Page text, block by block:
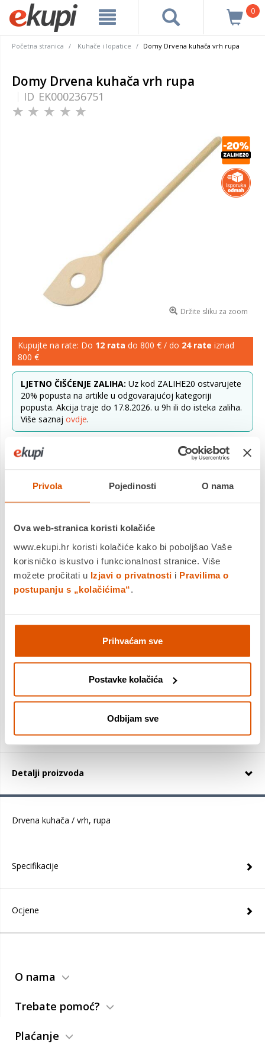
Privola Pojedinosti O nama
Ova web-stranica koristi kolačiće
www.ekupi.hr koristi kolačiće kako bi poboljšao Vaše
korisničko iskustvo i funkcionalnost stranice. Više
možete pročitati u Izjavi o privatnosti i Pravilima o
postupanju s „kolačićima“
Prihvaćam sve
Postavke kolačića
Odbijam sve
0
Početna stranica Kuhače i lopatice Domy Drvena kuhača vrh rupa
Domy Drvena kuhača vrh rupa
ID EK000236751
Držite sliku za zoom
Kupujte na rate: Do 12 rata do 800 € / do 24 rate iznad
800 €
LJETNO ČIŠĆENJE ZALIHA: Uz kod ZALIHE20 ostvarujete
20% popusta na artikle u odgovarajućoj kategoriji
popusta. Akcija traje do 17.8.2026. u 9h ili do isteka zaliha.
Više saznaj ovdje.
Besplatna
lokacije!
Ponuda vrijedi za narudžbe zaprimljene do 31.08.2026.
Najniža cijena u
Cijena
Drvena kuhača / vrh, rupaSaznaj više
Dostavljamo već od07.08.2026
Povrat robe moguć unutar 14 dana
DODAJTE U KOŠARICU
KUPITE ODMAH
Detalji proizvoda
Drvena kuhača / vrh, rupa
Specifikacije
Ocjene
O nama
Trebate pomoć?
Plaćanje